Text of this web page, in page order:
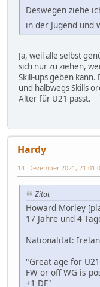
Deswegen ziehe
in der Jugend und
Ja, weil alle selbst
sich nur zu ziehen,
Skill-ups geben
und halbwegs Skills
Alter für U21 passt.
Hardy
14. Dezember 2021,
Zitat
Howard Morley
17 Jahre und 4
Nationalität:
"Great age for
FW or off WG is
+1 DF"